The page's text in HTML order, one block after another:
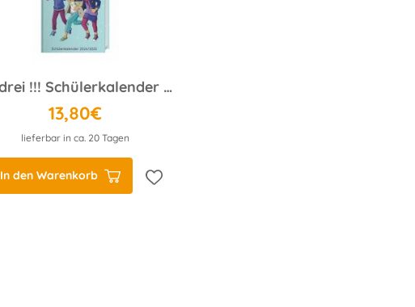
Die drei !!! Schülerkalender A5 2024/2025
13,80€
lieferbar in ca. 20 Tagen
In den Warenkorb